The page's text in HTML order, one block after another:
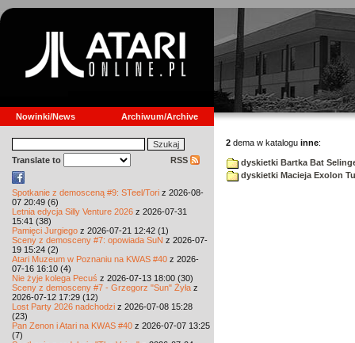
Nowinki/News Archiwum/Archive
Translate to RSS
Spotkanie z demosceną #9: STeel/Tori z 2026-08-
07 20:49 (6)
Letnia edycja Silly Venture 2026 z 2026-07-31
15:41 (38)
Pamięci Jurgiego z 2026-07-21 12:42 (1)
Sceny z demosceny #7: opowiada SuN z 2026-07-
19 15:24 (2)
Atari Muzeum w Poznaniu na KWAS #40 z 2026-
07-16 16:10 (4)
Nie żyje kolega Pecuś z 2026-07-13 18:00 (30)
Sceny z demosceny #7 - Grzegorz "Sun" Żyła z
2026-07-12 17:29 (12)
Lost Party 2026 nadchodzi z 2026-07-08 15:28
(23)
Pan Zenon i Atari na KWAS #40 z 2026-07-07 13:25
(7)
2 dema w katalogu inne:
dyskietki Bartka Bat
dyskietki Macieja Exolon